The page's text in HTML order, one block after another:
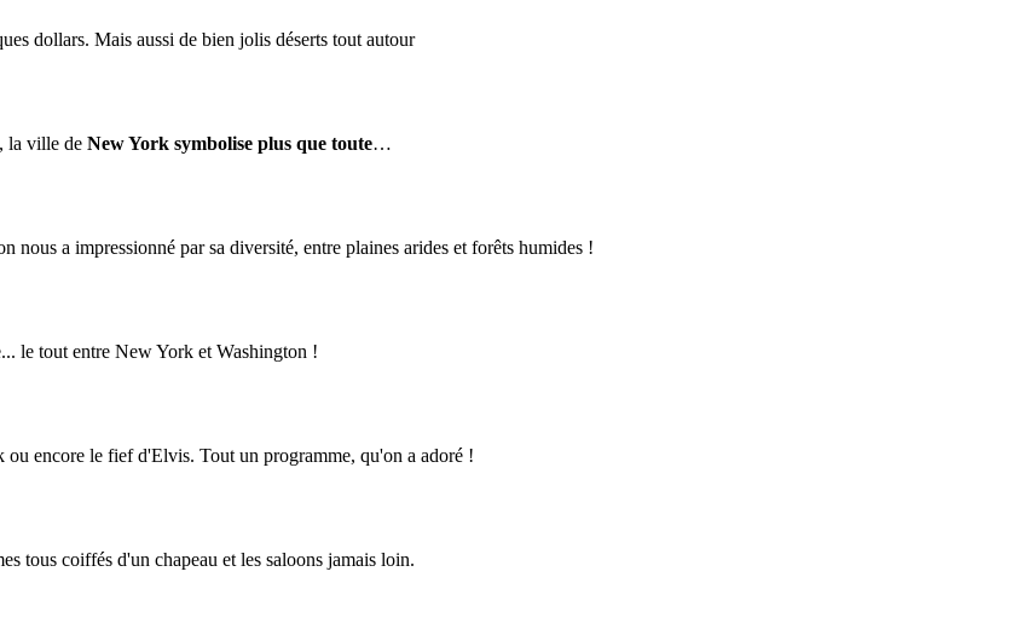
dollars. Mais aussi de bien jolis déserts tout autour
la ville de New York symbolise plus que toute…
a impressionné par sa diversité, entre plaines arides et forêts humides !
le tout entre New York et Washington !
ou encore le fief d'Elvis. Tout un programme, qu'on a adoré !
tous coiffés d'un chapeau et les saloons jamais loin.